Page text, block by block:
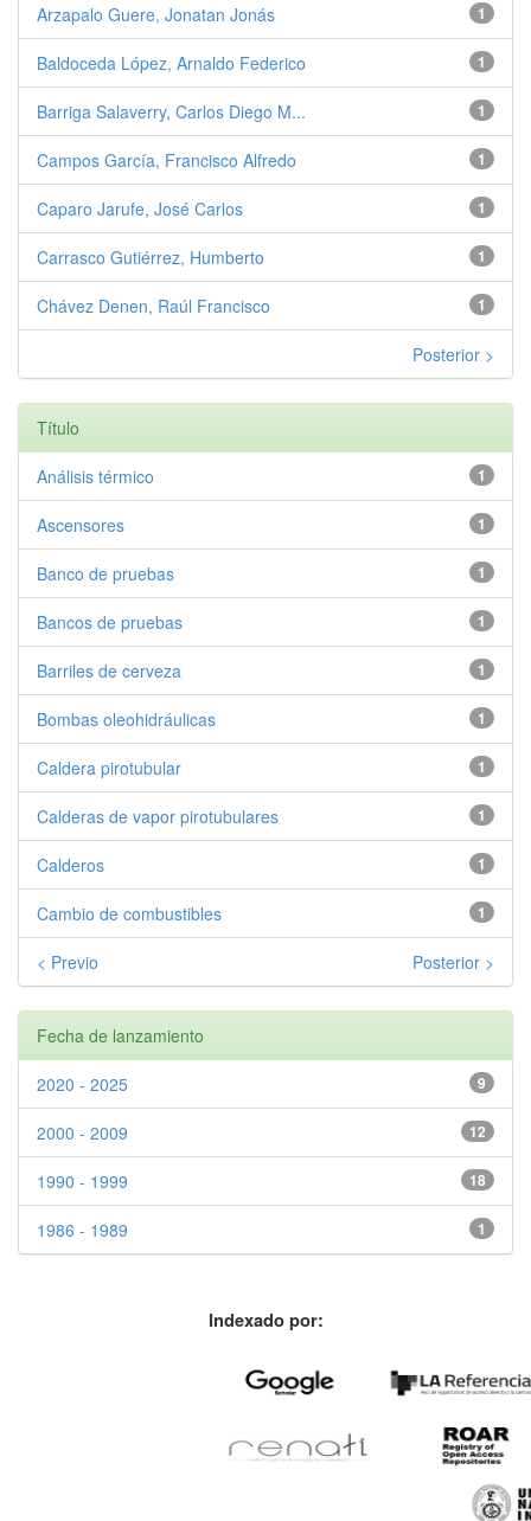
1
Arzapalo Guere, Jonatan Jonás
1
Baldoceda López, Arnaldo Federico
1
Barriga Salaverry, Carlos Diego M...
1
Campos García, Francisco Alfredo
1
Caparo Jarufe, José Carlos
1
Carrasco Gutiérrez, Humberto
1
Chávez Denen, Raúl Francisco
Posterior >
Título
1
Análisis térmico
1
Ascensores
1
Banco de pruebas
1
Bancos de pruebas
1
Barriles de cerveza
1
Bombas oleohidráulicas
1
Caldera pirotubular
1
Calderas de vapor pirotubulares
1
Calderos
1
Cambio de combustibles
< Previo Posterior >
Fecha de lanzamiento
9
2020 - 2025
12
2000 - 2009
18
1990 - 1999
1
1986 - 1989
Indexado por: